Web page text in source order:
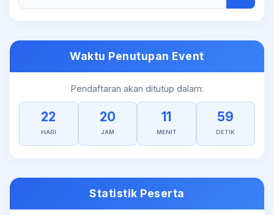
Waktu Penutupan Event
Pendaftaran akan ditutup dalam:
22
HARI
20
JAM
11
MENIT
59
DETIK
Statistik Peserta